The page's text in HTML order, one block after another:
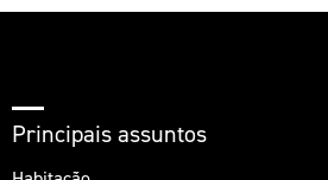
Principais assuntos